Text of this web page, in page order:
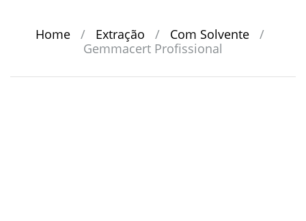
Home / Extração / Com Solvente
/
Gemmacert Profissional